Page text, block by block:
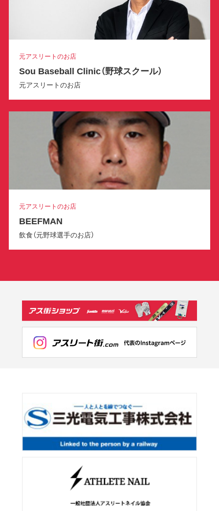
元アスリートのお店
Sou Baseball Clinic（野球スクール）
元アスリートのお店
元アスリートのお店
BEEFMAN
飲食（元野球選手のお店）